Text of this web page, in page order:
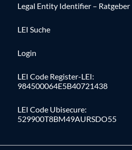
Legal Entity Identifier – Ratgeber
LEI Suche
Login
LEI Code Register-LEI:
984500064E5B40721438
LEI Code Ubisecure:
529900T8BM49AURSDO55